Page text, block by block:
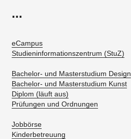
...
eCampus
Studieninformationszentrum (StuZ)
Bachelor- und Masterstudium Design
Bachelor- und Masterstudium Kunst
Diplom (läuft aus)
Prüfungen und Ordnungen
Jobbörse
Kinderbetreuung